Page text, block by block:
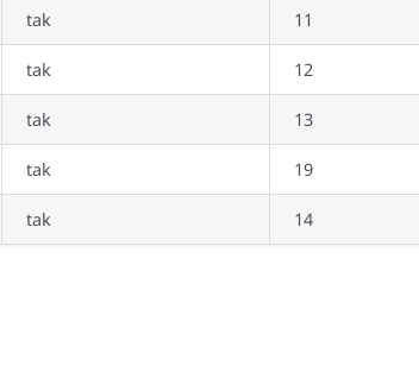
tak 11
tak 12
tak 13
tak 19
tak 14